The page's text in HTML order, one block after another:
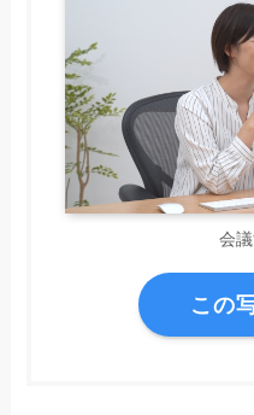
会
この